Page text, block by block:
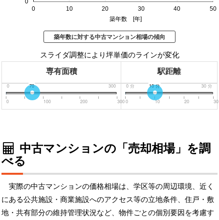
0 10 20 30 40 50
0
築年数 [年]
築年数に対する中古マンション相場の傾向
スライダ調整により坪単価のラインが変化
専有面積 駅距離
0 300
70
0 100 200 300
0 分 30 分
10分
0 10 20 30
中古マンションの「売却相場」を調
べる
実際の中古マンションの価格相場は、学区等の周辺環境、近く
にある公共施設・商業施設へのアクセス等の立地条件、住戸・敷
地・共有部分の維持管理状況など、物件ごとの個別要因を考慮す